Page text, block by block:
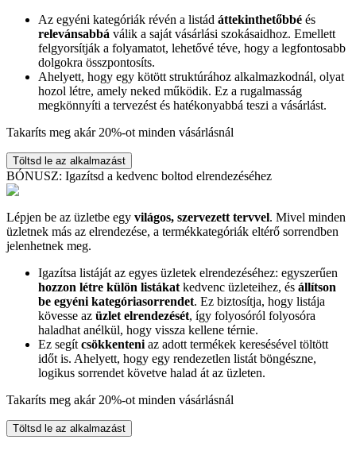
Az egyéni kategóriák révén a listád áttekinthetőbbé és
relevánsabbá válik a saját vásárlási szokásaidhoz. Emellett
felgyorsítják a folyamatot, lehetővé téve, hogy a legfontosabb
dolgokra összpontosíts.
Ahelyett, hogy egy kötött struktúrához alkalmazkodnál, olyat
hozol létre, amely neked működik. Ez a rugalmasság
megkönnyíti a tervezést és hatékonyabbá teszi a vásárlást.
Takaríts meg akár 20%-ot minden vásárlásnál
Töltsd le az alkalmazást
BÓNUSZ: Igazítsd a kedvenc boltod elrendezéséhez
Lépjen be az üzletbe egy világos, szervezett tervvel. Mivel minden
üzletnek más az elrendezése, a termékkategóriák eltérő sorrendben
jelenhetnek meg.
Igazítsa listáját az egyes üzletek elrendezéséhez: egyszerűen
hozzon létre külön listákat kedvenc üzleteihez, és állítson
be egyéni kategóriasorrendet. Ez biztosítja, hogy listája
kövesse az üzlet elrendezését, így folyosóról folyosóra
haladhat anélkül, hogy vissza kellene térnie.
Ez segít csökkenteni az adott termékek keresésével töltött
időt is. Ahelyett, hogy egy rendezetlen listát böngészne,
logikus sorrendet követve halad át az üzleten.
Takaríts meg akár 20%-ot minden vásárlásnál
Töltsd le az alkalmazást